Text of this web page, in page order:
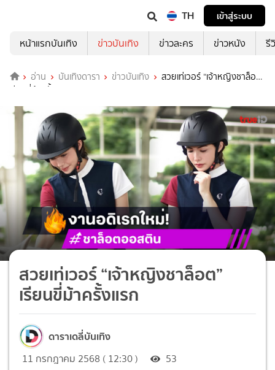
TH
เข้าสู่ระบบ
หน้าแรกบันเทิง
ข่าวบันเทิง ข่าวละคร ข่าวหนัง รี
อ่าน บันเทิงดารา ข่าวบันเทิง
สวยเท่เวอร์ “เจ้าหญิงชาล็อต”
เรียนขี่ม้าครั้งแรก
สวยเท่เวอร์ “เจ้าหญิงชาล็อต”
เรียนขี่ม้าครั้งแรก
ดาราเดลี่บันเทิง
11 กรกฎาคม 2568 ( 12:30 ) 53